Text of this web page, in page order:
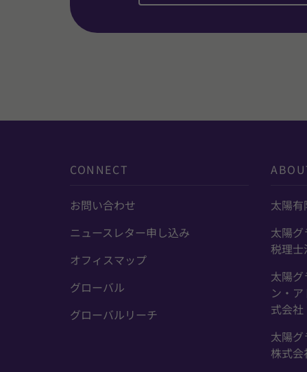
CONNECT
お問い合わせ
ニュースレター申し込み
オフィスマップ
グローバル
グローバルリーチ
太陽
太陽
税理士
太陽
ン・
式会社
太陽
株式会